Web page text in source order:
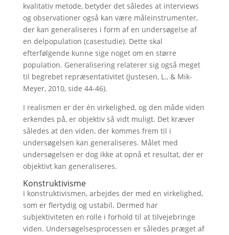
kvalitativ metode, betyder det således at interviews
og observationer også kan være måleinstrumenter,
der kan generaliseres i form af en undersøgelse af
en delpopulation (casestudie). Dette skal
efterfølgende kunne sige noget om en større
population. Generalisering relaterer sig også meget
til begrebet repræsentativitet (Justesen, L., & Mik-
Meyer, 2010, side 44-46).
I realismen er der én virkelighed, og den måde viden
erkendes på, er objektiv så vidt muligt. Det kræver
således at den viden, der kommes frem til i
undersøgelsen kan generaliseres. Målet med
undersøgelsen er dog ikke at opnå et resultat, der er
objektivt kan generaliseres.
Konstruktivisme
I konstruktivismen, arbejdes der med en virkelighed,
som er flertydig og ustabil. Dermed har
subjektiviteten en rolle i forhold til at tilvejebringe
viden. Undersøgelsesprocessen er således præget af